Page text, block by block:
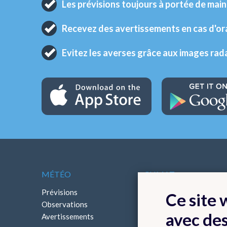
Les prévisions toujours à portée de main
Recevez des avertissements en cas
Evitez les averses grâce aux images
MÉTÉO
Prévisions
Observations
Avertissements
CLIMAT
Bilans climatologiques
Ce site
avec